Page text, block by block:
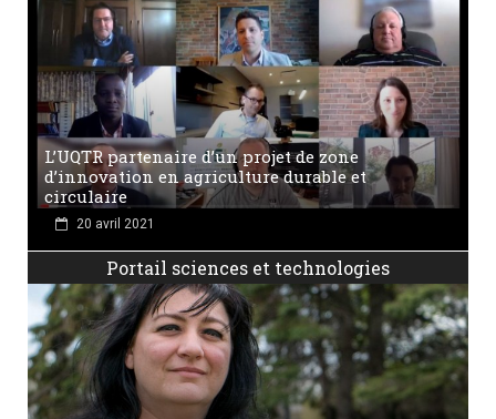
L’UQTR partenaire d’un projet de zone
d’innovation en agriculture durable et
circulaire
20 avril 2021
Portail sciences et technologies